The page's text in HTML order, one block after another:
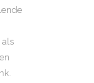
als